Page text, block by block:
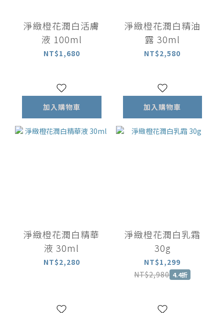
淨緻橙花潤白活膚
液 100ml
NT$1,680
加入購物車
淨緻橙花潤白精油
露 30ml
NT$2,580
加入購物車
淨緻橙花潤白精華
液 30ml
NT$2,280
淨緻橙花潤白乳霜
30g
NT$1,299
NT$2,980 4.4折